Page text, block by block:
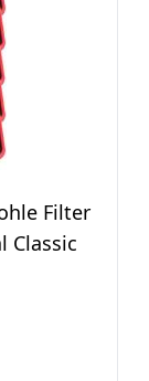
Filter
Classic